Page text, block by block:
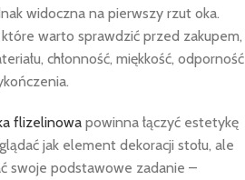
widoczna na pierwszy rzut oka.
warto sprawdzić przed zakupem,
chłonność, miękkość, odporność
flizelinowa powinna łączyć estetykę
jak element dekoracji stołu, ale
swoje podstawowe zadanie –